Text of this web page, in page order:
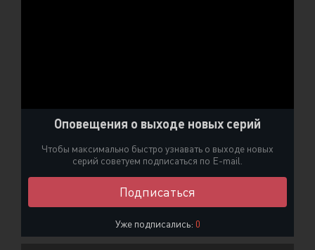
Оповещения о выходе новых серий
Чтобы максимально быстро узнавать о выходе новых
серий советуем подписаться по E-mail.
Подписаться
Уже подписались: 0